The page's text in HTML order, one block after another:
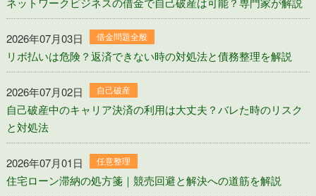
2026年07月03日 借金問題全般
リボ払いは危険？返済できない時の対処法と債務整理を解説
2026年07月02日 自己破産
自己破産中のキャリア決済の利用は大丈夫？バレた時のリスク
と対処法
2026年07月01日 任意整理
住宅ローン滞納の処方箋｜競売回避と解決への道筋を解説